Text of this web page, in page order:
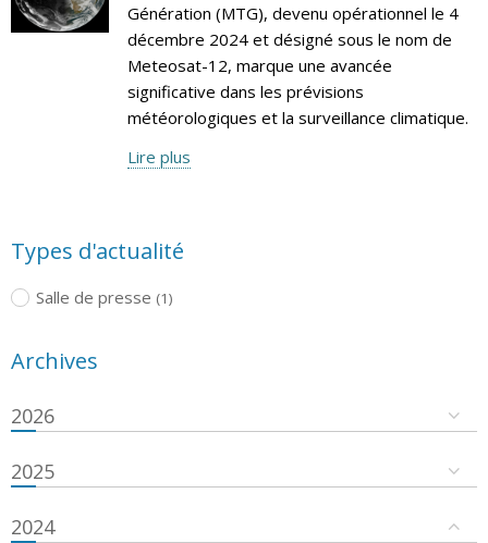
Génération (MTG), devenu opérationnel le 4
décembre 2024 et désigné sous le nom de
Meteosat-12, marque une avancée
significative dans les prévisions
météorologiques et la surveillance climatique.
Lire plus
Types d'actualité
Salle de presse (1)
Archives
2026
2025
2024